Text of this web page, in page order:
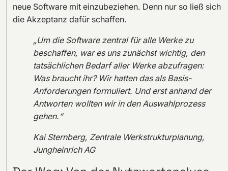
neue Software mit einzubeziehen. Denn nur so ließ sich
die Akzeptanz dafür schaffen.
„Um die Software zentral für alle Werke zu
beschaffen, war es uns zunächst wichtig, den
tatsächlichen Bedarf aller Werke abzufragen:
Was braucht ihr? Wir hatten das als Basis-
Anforderungen formuliert. Und erst anhand der
Antworten wollten wir in den Auswahlprozess
gehen.“
Kai Sternberg, Zentrale Werkstrukturplanung,
Jungheinrich AG